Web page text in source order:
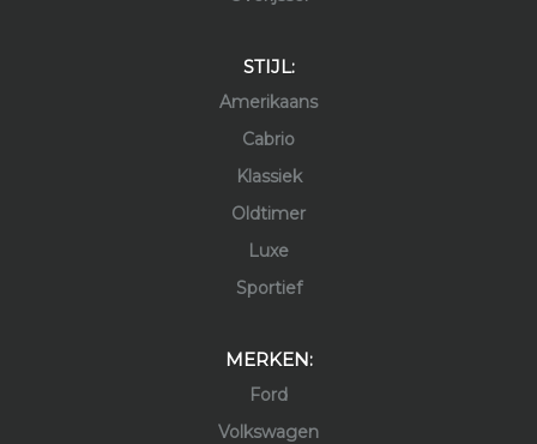
STIJL:
Amerikaans
Cabrio
Klassiek
Oldtimer
Luxe
Sportief
MERKEN:
Ford
Volkswagen